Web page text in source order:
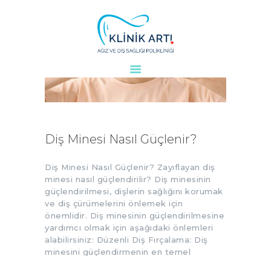
ANASAYFA
KURUMSAL
TEDAVILER
KVKK
AYDINLATMA
METNI
BLOG
KLINIĞIMIZ
İLETIŞIM
Diş Minesi Nasıl Güçlenir?
Diş Minesi Nasıl Güçlenir? Zayıflayan diş
minesi nasıl güçlendirilir? Diş minesinin
güçlendirilmesi, dişlerin sağlığını korumak
ve diş çürümelerini önlemek için
önemlidir. Diş minesinin güçlendirilmesine
yardımcı olmak için aşağıdaki önlemleri
alabilirsiniz: Düzenli Diş Fırçalama: Diş
minesini güçlendirmenin en temel